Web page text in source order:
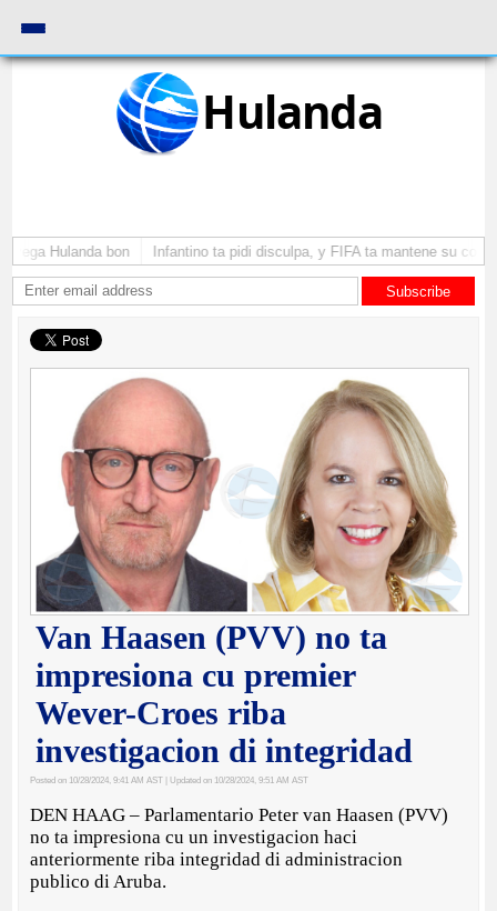
Hulanda
Hulanda bon Infantino ta pidi disculpa, y FIFA ta mantene su como
Subscribe
Van Haasen (PVV) no ta
impresiona cu premier
Wever-Croes riba
investigacion di integridad
Posted on 10/28/2024, 9:41 AM AST | Updated on 10/28/2024, 9:51 AM AST
DEN HAAG – Parlamentario Peter van Haasen (PVV)
no ta impresiona cu un investigacion haci
anteriormente riba integridad di administracion
publico di Aruba.